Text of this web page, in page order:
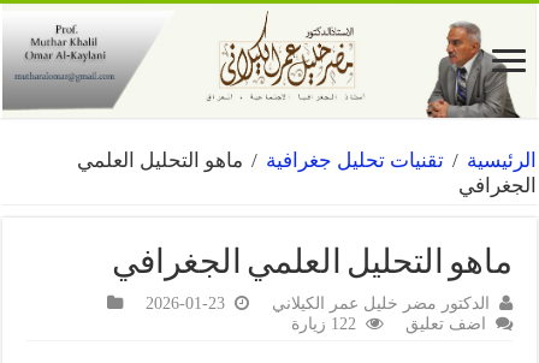
الرئيسية / تقنيات تحليل جغرافية / ماهو التحليل العلمي
الجغرافي
ماهو التحليل العلمي الجغرافي
الدكتور مضر خليل عمر الكيلاني
2026-01-23
اضف تعليق
122 زيارة